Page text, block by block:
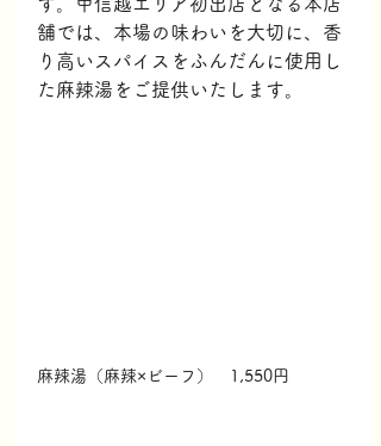
舗では、本場の味わいを大切に、香
り高いスパイスをふんだんに使用し
た麻辣湯をご提供いたします。
麻辣湯（麻辣×ビーフ）　1,550円